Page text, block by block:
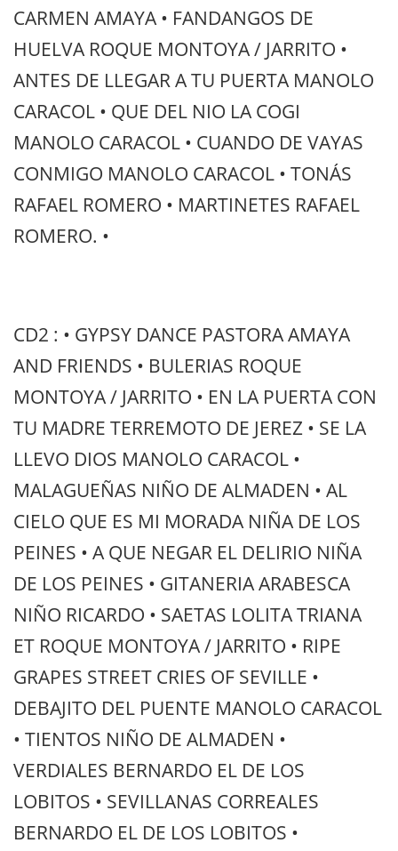
CARMEN AMAYA • FANDANGOS DE
HUELVA ROQUE MONTOYA / JARRITO •
ANTES DE LLEGAR A TU PUERTA MANOLO
CARACOL • QUE DEL NIO LA COGI
MANOLO CARACOL • CUANDO DE VAYAS
CONMIGO MANOLO CARACOL • TONÁS
RAFAEL ROMERO • MARTINETES RAFAEL
ROMERO. •
CD2 : • GYPSY DANCE PASTORA AMAYA
AND FRIENDS • BULERIAS ROQUE
MONTOYA / JARRITO • EN LA PUERTA CON
TU MADRE TERREMOTO DE JEREZ • SE LA
LLEVO DIOS MANOLO CARACOL •
MALAGUEÑAS NIÑO DE ALMADEN • AL
CIELO QUE ES MI MORADA NIÑA DE LOS
PEINES • A QUE NEGAR EL DELIRIO NIÑA
DE LOS PEINES • GITANERIA ARABESCA
NIÑO RICARDO • SAETAS LOLITA TRIANA
ET ROQUE MONTOYA / JARRITO • RIPE
GRAPES STREET CRIES OF SEVILLE •
DEBAJITO DEL PUENTE MANOLO CARACOL
• TIENTOS NIÑO DE ALMADEN •
VERDIALES BERNARDO EL DE LOS
LOBITOS • SEVILLANAS CORREALES
BERNARDO EL DE LOS LOBITOS •